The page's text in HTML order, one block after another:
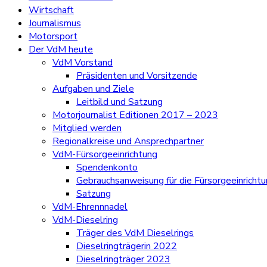
Wirtschaft
Journalismus
Motorsport
Der VdM heute
VdM Vorstand
Präsidenten und Vorsitzende
Aufgaben und Ziele
Leitbild und Satzung
Motorjournalist Editionen 2017 – 2023
Mitglied werden
Regionalkreise und Ansprechpartner
VdM-Fürsorgeeinrichtung
Spendenkonto
Gebrauchsanweisung für die
Satzung
VdM-Ehrennnadel
VdM-Dieselring
Träger des VdM Dieselrings
Dieselringträgerin 2022
Dieselringträger 2023